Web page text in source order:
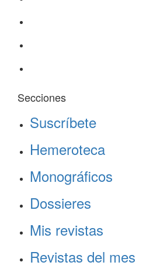
Secciones
Suscríbete
Hemeroteca
Monográficos
Dossieres
Mis revistas
Revistas del mes